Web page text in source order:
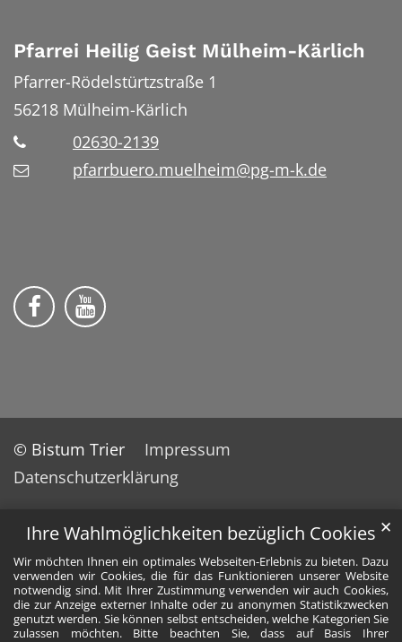
Ihre Wahlmöglichkeiten bezüglich Cookies
Wir möchten Ihnen ein optimales Webseiten-Erlebnis zu bieten. Dazu
verwenden wir Cookies, die für das Funktionieren unserer Website
notwendig sind. Mit Ihrer Zustimmung verwenden wir auch Cookies,
die zur Anzeige externer Inhalte oder zu anonymen Statistikzwecken
genutzt werden. Sie können selbst entscheiden, welche Kategorien Sie
zulassen möchten. Bitte beachten Sie, dass auf Basis Ihrer
✕
Pfarrei Heilig Geist Mülheim-Kärlich
Pfarrer-Rödelstürtzstraße 1
56218 Mülheim-Kärlich
02630-2139
pfarrbuero.muelheim@pg-m-k.de
Wir auf Facebook
Wir auf YouTube
© Bistum Trier
Impressum
Datenschutzerklärung